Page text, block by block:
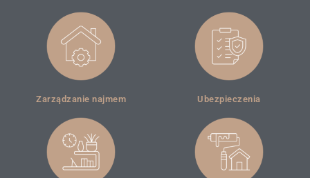
Zarządzanie najmem Ubezpieczenia